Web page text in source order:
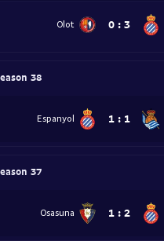
Olot 0 : 3
38
Espanyol 1 : 1
37
Osasuna 1 : 2